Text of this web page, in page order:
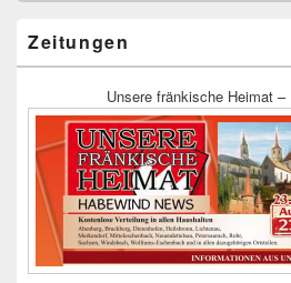
Zeitungen
Unsere fränkische Heimat –